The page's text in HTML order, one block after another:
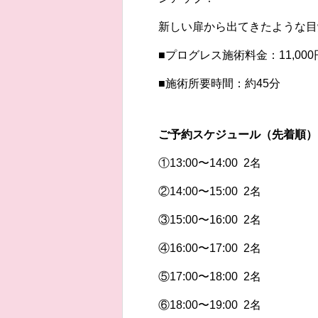
新しい扉から出てきたような目
■プログレス施術料金：11,000
■施術所要時間：約45分
ご予約スケジュール（先着順）
①13:00〜14:00 2名
②14:00〜15:00 2名
③15:00〜16:00 2名
④16:00〜17:00 2名
⑤17:00〜18:00 2名
⑥18:00〜19:00 2名